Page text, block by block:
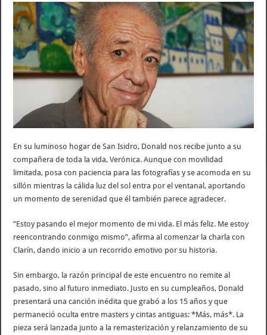
En su luminoso hogar de San Isidro, Donald nos recibe junto a su
compañera de toda la vida, Verónica. Aunque con movilidad
limitada, posa con paciencia para las fotografías y se acomoda en su
sillón mientras la cálida luz del sol entra por el ventanal, aportando
un momento de serenidad que él también parece agradecer.
“Estoy pasando el mejor momento de mi vida. El más feliz. Me estoy
reencontrando conmigo mismo”, afirma al comenzar la charla con
Clarín, dando inicio a un recorrido emotivo por su historia.
Sin embargo, la razón principal de este encuentro no remite al
pasado, sino al futuro inmediato. Justo en su cumpleaños, Donald
presentará una canción inédita que grabó a los 15 años y que
permaneció oculta entre masters y cintas antiguas: *Más, más*. La
pieza será lanzada junto a la remasterización y relanzamiento de su